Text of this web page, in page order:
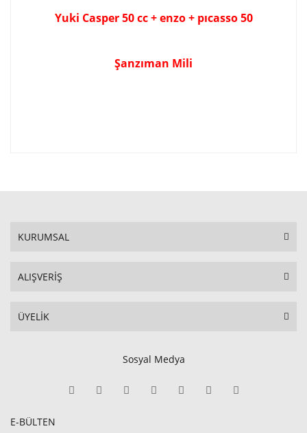
Yuki Casper 50 cc + enzo + pıcasso 50
Şanzıman Mili
KURUMSAL
ALIŞVERİŞ
ÜYELİK
Sosyal Medya
E-BÜLTEN